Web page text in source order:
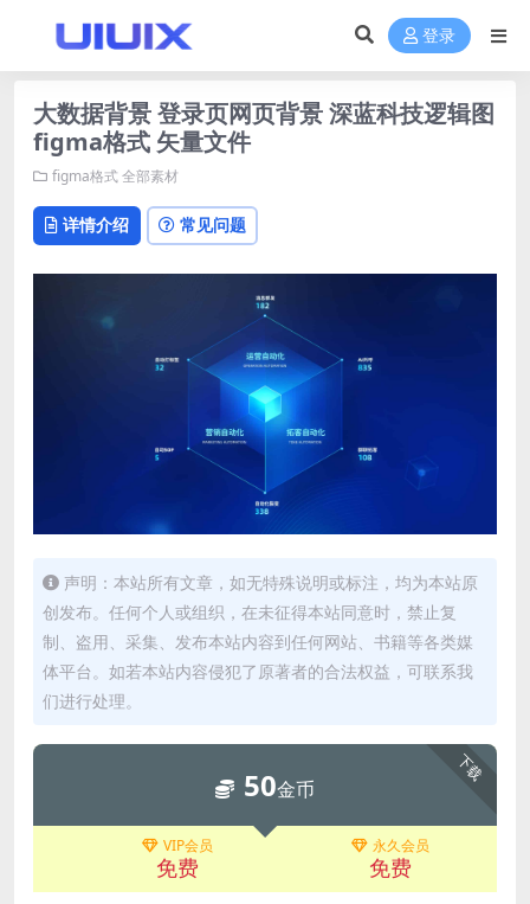
登录
大数据背景 登录页网页背景 深蓝科技逻辑图
figma格式 矢量文件
figma格式全部素材
详情介绍 常见问题
声明：本站所有文章，如无特殊说明或标注，均为本站原
创发布。任何个人或组织，在未征得本站同意时，禁止复
制、盗用、采集、发布本站内容到任何网站、书籍等各类媒
体平台。如若本站内容侵犯了原著者的合法权益，可联系我
们进行处理。
下载
50金币
VIP会员
免费
永久会员
免费